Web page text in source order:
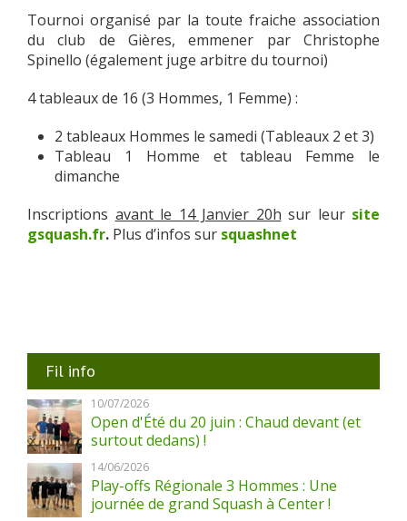
Tournoi organisé par la toute fraiche association
du club de Gières, emmener par Christophe
Spinello (également juge arbitre du tournoi)
4 tableaux de 16 (3 Hommes, 1 Femme) :
2 tableaux Hommes le samedi (Tableaux 2 et 3)
Tableau 1 Homme et tableau Femme le
dimanche
Inscriptions avant le 14 Janvier 20h sur leur site
gsquash.fr. Plus d’infos sur squashnet
Fil info
10/07/2026
Open d'Été du 20 juin : Chaud devant (et
surtout dedans) !
14/06/2026
Play-offs Régionale 3 Hommes : Une
journée de grand Squash à Center !